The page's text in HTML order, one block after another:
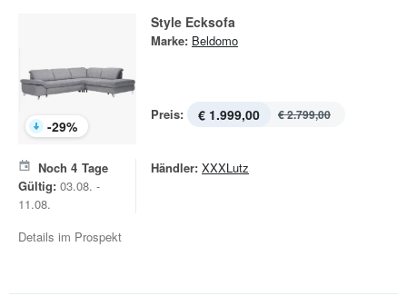
-29%
Style Ecksofa
Marke: Beldomo
Preis: € 1.999,00 € 2.799,00
Noch 4 Tage
Gültig: 03.08. -
11.08.
Händler: XXXLutz
Details im Prospekt